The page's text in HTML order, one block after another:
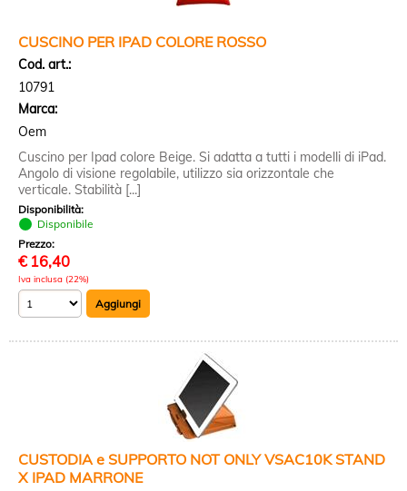
CUSCINO PER IPAD COLORE ROSSO
Cod. art.:
10791
Marca:
Oem
Cuscino per Ipad colore Beige. Si adatta a tutti i modelli di iPad.
Angolo di visione regolabile, utilizzo sia orizzontale che
verticale. Stabilità [...]
Disponibilità:
Disponibile
Prezzo:
€ 16,40
Iva inclusa (22%)
CUSTODIA e SUPPORTO NOT ONLY VSAC10K STAND
X IPAD MARRONE